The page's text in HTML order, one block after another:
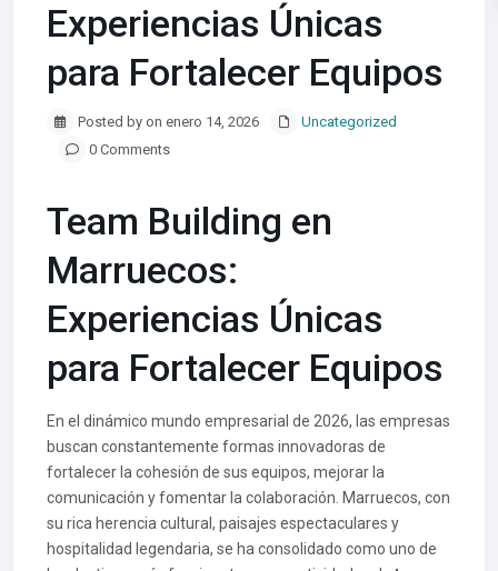
Experiencias Únicas
para Fortalecer Equipos
Posted by on enero 14, 2026
Uncategorized
0 Comments
Team Building en
Marruecos:
Experiencias Únicas
para Fortalecer Equipos
En el dinámico mundo empresarial de 2026, las empresas
buscan constantemente formas innovadoras de
fortalecer la cohesión de sus equipos, mejorar la
comunicación y fomentar la colaboración. Marruecos, con
su rica herencia cultural, paisajes espectaculares y
hospitalidad legendaria, se ha consolidado como uno de